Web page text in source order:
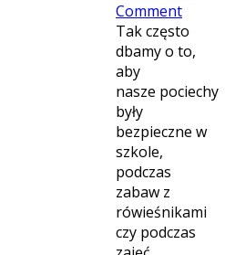
Comment
Tak często
dbamy o to,
aby
nasze pociechy
były
bezpieczne w
szkole,
podczas
zabaw z
rówieśnikami
czy podczas